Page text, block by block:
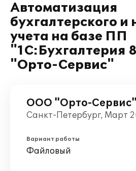
Автоматизация
бухгалтерского и
учета на базе ПП
"1С:Бухгалтерия
"Орто-Сервис"
ООО "Орто-Сервис"
Санкт-Петербург, Март
Вариант работы
Файловый